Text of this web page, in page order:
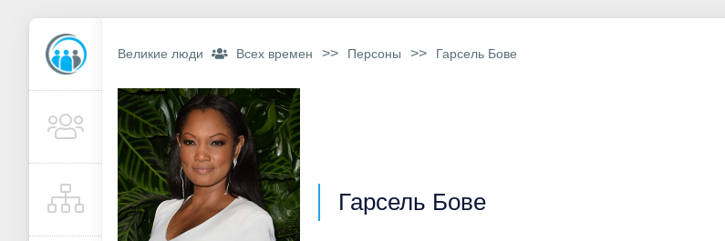
Великие люди Всех времен >> Персоны >> Гарсель Бове
Гарсель Бове